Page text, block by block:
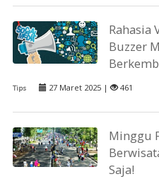
Rahasia
Buzzer
Tips 27 Maret 2025 | 461
Minggu
Saja!